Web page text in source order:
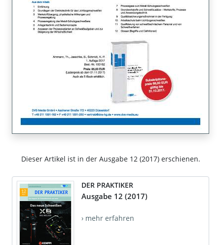
Dieser Artikel ist in der Ausgabe 12 (2017) erschienen.
DER PRAKTIKER
Ausgabe 12 (2017)
› mehr erfahren